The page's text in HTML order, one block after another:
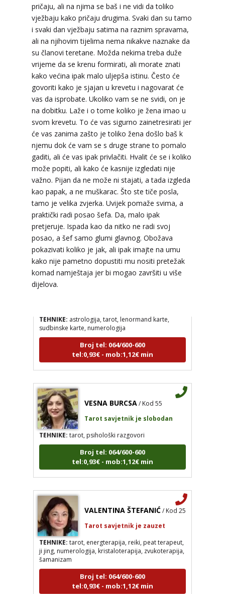
pričaju, ali na njima se baš i ne vidi da toliko
vježbaju kako pričaju drugima. Svaki dan su tamo
i svaki dan vježbaju satima na raznim spravama,
ali na njihovim tijelima nema nikakve naznake da
su članovi teretane. Možda nekima treba duže
vrijeme da se krenu formirati, ali morate znati
kako većina ipak malo uljepša istinu. Često će
govoriti kako je sjajan u krevetu i nagovarat će
vas da isprobate. Ukoliko vam se ne svidi, on je
na dobitku. Laže i o tome koliko je žena imao u
svom krevetu. To će vas sigurno zainetresirati jer
će vas zanima zašto je toliko žena došlo baš k
njemu dok će vam se s druge strane to pomalo
gaditi, ali će vas ipak privlačiti. Hvalit će se i koliko
može popiti, ali kako će kasnije izgledati nije
važno. Pijan da ne može ni stajati, a tada izgleda
kao papak, a ne muškarac. Što ste tiče posla,
tamo je velika zvjerka. Uvijek pomaže svima, a
praktički radi posao šefa. Da, malo ipak
pretjeruje. Ispada kao da nitko ne radi svoj
posao, a šef samo glumi glavnog. Obožava
pokazivati koliko je jak, ali ipak imajte na umu
kako nije pametno dopustiti mu nositi pretežak
komad namještaja jer bi mogao završiti u više
dijelova.
LUCIJA
Tarot savjetnik je zauzet
TEHNIKE:sudbinske karte, anđeoske poruke
Broj tel: 064/600-600
tel:0,93€ - mob:1,12€ min
DENI / Kod 15
Tarot savjetnik je zauzet
TEHNIKE:
tarot, tarot marseille, ljubavni tarot, visak
Broj tel: 064/600-600
tel:0,93€ - mob:1,12€ min
EMA/ Kod 30
Broj tel: 064/600-600
tel:0,93€ - mob:1,12€ min
Tarot savjetnik je slobodan
TEHNIKE:tarot, psihološki razgovori
Broj tel: 064/600-600
tel:0,93€ - mob:1,12€ min
/ Kod 25
Tarot savjetnik je zauzet
TEHNIKE:tarot, energterapija, reiki, peat terapeut,
ji jing, numerologija, kristaloterapija, zvukoterapija,
šamanizam
tel:0,93€ - mob:1,12€ min